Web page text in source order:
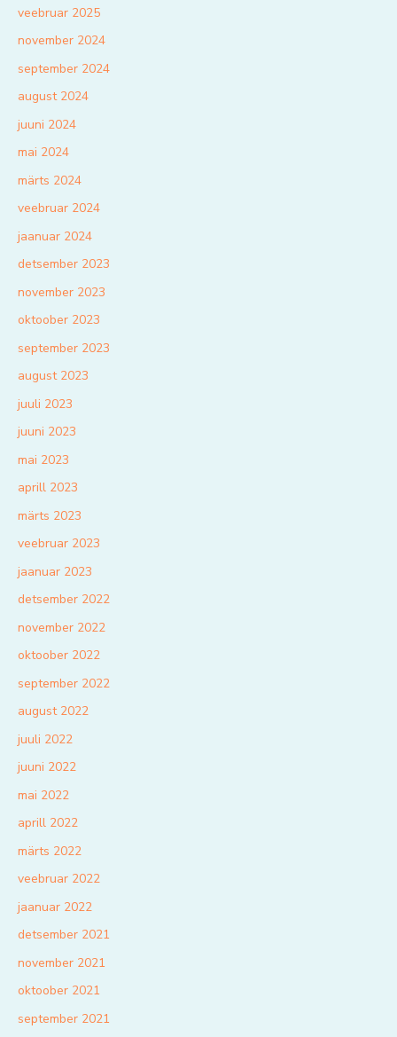
veebruar 2025
november 2024
september 2024
august 2024
juuni 2024
mai 2024
märts 2024
veebruar 2024
jaanuar 2024
detsember 2023
november 2023
oktoober 2023
september 2023
august 2023
juuli 2023
juuni 2023
mai 2023
aprill 2023
märts 2023
veebruar 2023
jaanuar 2023
detsember 2022
november 2022
oktoober 2022
september 2022
august 2022
juuli 2022
juuni 2022
mai 2022
aprill 2022
märts 2022
veebruar 2022
jaanuar 2022
detsember 2021
november 2021
oktoober 2021
september 2021